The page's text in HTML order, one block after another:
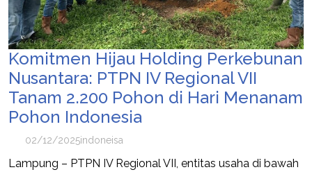
Komitmen Hijau Holding Perkebunan
Nusantara: PTPN IV Regional VII
Tanam 2.200 Pohon di Hari Menanam
Pohon Indonesia
02/12/2025indoneisa
Lampung – PTPN IV Regional VII, entitas usaha di bawah